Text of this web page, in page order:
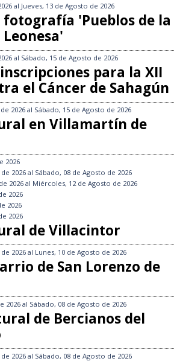
al Jueves, 13 de Agosto de 2026
fotografía 'Pueblos de la
al Sábado, 15 de Agosto de 2026
para la XII
el Cáncer de Sahagún
2026 al Sábado, 15 de Agosto de 2026
en Villamartín de
2026
2026 al Sábado, 08 de Agosto de 2026
2026 al Miércoles, 12 de Agosto de 2026
2026
2026
2026
de Villacintor
2026 al Lunes, 10 de Agosto de 2026
de San Lorenzo de
2026 al Sábado, 08 de Agosto de 2026
de Bercianos del
2026 al Sábado, 08 de Agosto de 2026